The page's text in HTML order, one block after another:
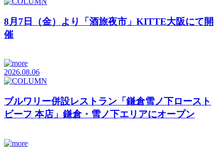
8月7日（金）より「酒旅夜市」KITTE大阪にて開
催
2026.08.06
ブルワリー併設レストラン「鎌倉雪ノ下ロースト
ビーフ 本店」鎌倉・雪ノ下エリアにオープン